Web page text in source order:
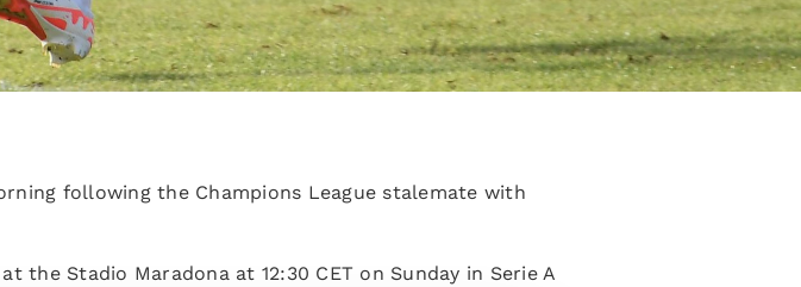
following the Champions League stalemate with
Stadio Maradona at 12:30 CET on Sunday in Serie A